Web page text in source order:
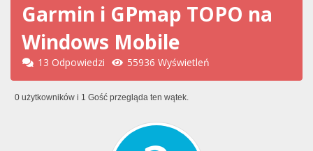
Garmin i GPmap TOPO na
Windows Mobile
13 Odpowiedzi 55936 Wyświetleń
0 użytkowników i 1 Gość przegląda ten wątek.